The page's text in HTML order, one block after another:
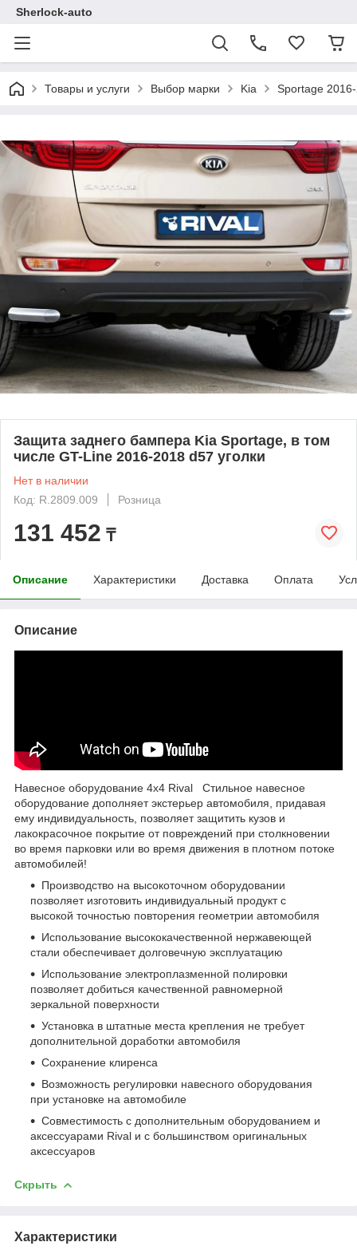
Sherlock-auto
Товары и услуги Выбор марки Kia Sportage
Защита заднего бампера Kia Sportage, в том
числе GT-Line 2016-2018 d57 уголки
Нет в наличии
Код: R.2809.009
Розница
131 452 ₸
Описание Характеристики Доставка Оплата
Описание
Навесное оборудование 4x4 Rival Стильное навесное
оборудование дополняет экстерьер автомобиля, придавая
ему индивидуальность, позволяет защитить кузов и
лакокрасочное покрытие от повреждений при столкновении
во время парковки или во время движения в плотном потоке
автомобилей!
Производство на высокоточном оборудовании
позволяет изготовить индивидуальный продукт с
высокой точностью повторения геометрии автомобиля
Использование высококачественной нержавеющей
стали обеспечивает долговечную эксплуатацию
Использование электроплазменной полировки
позволяет добиться качественной равномерной
зеркальной поверхности
Установка в штатные места крепления не требует
дополнительной доработки автомобиля
Сохранение клиренса
Возможность регулировки навесного оборудования
при установке на автомобиле
Совместимость с дополнительным оборудованием и
аксессуарами Rival и с большинством оригинальных
аксессуаров
Скрыть
Характеристики